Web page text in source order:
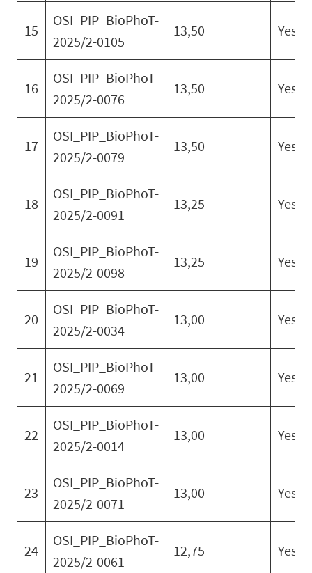
15
OSI_PIP_BioPhoT-
2025/2-0105
13,50 Yes
16
OSI_PIP_BioPhoT-
2025/2-0076
13,50 Yes
17
OSI_PIP_BioPhoT-
2025/2-0079
13,50 Yes
18
OSI_PIP_BioPhoT-
2025/2-0091
13,25 Yes
19
OSI_PIP_BioPhoT-
2025/2-0098
13,25 Yes
20
OSI_PIP_BioPhoT-
2025/2-0034
13,00 Yes
21
OSI_PIP_BioPhoT-
2025/2-0069
13,00 Yes
22
OSI_PIP_BioPhoT-
2025/2-0014
13,00 Yes
23
OSI_PIP_BioPhoT-
2025/2-0071
13,00 Yes
24
OSI_PIP_BioPhoT-
2025/2-0061
12,75 Yes